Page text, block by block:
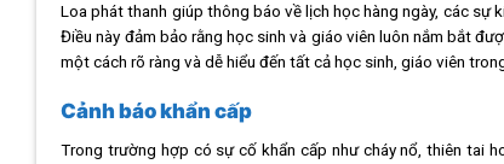
Loa phát thanh giúp thông báo về lịch học hàng ngày, các sự
Điều này đảm bảo rằng học sinh và giáo viên luôn nắm bắt
một cách rõ ràng và dễ hiểu đến tất cả học sinh, giáo viên
Cảnh báo khẩn cấp
Trong trường hợp có sự cố khẩn cấp như cháy nổ, thiên tai